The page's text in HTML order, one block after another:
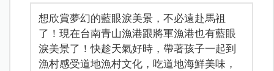
想欣賞夢幻的藍眼淚美景，不必遠赴馬祖
了！現在台南青山漁港跟將軍漁港也有藍眼
淚美景了！快趁天氣好時，帶著孩子一起到
漁村感受道地漁村文化，吃道地海鮮美味，